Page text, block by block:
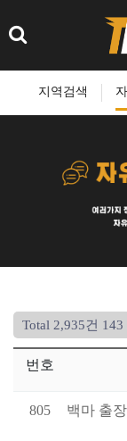
지역검색
Total 2,935건 143
번호
805 백마 출